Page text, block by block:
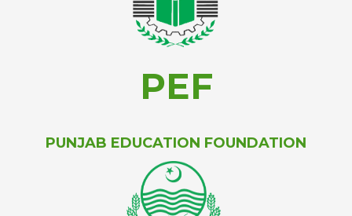
PEF
PUNJAB EDUCATION FOUNDATION